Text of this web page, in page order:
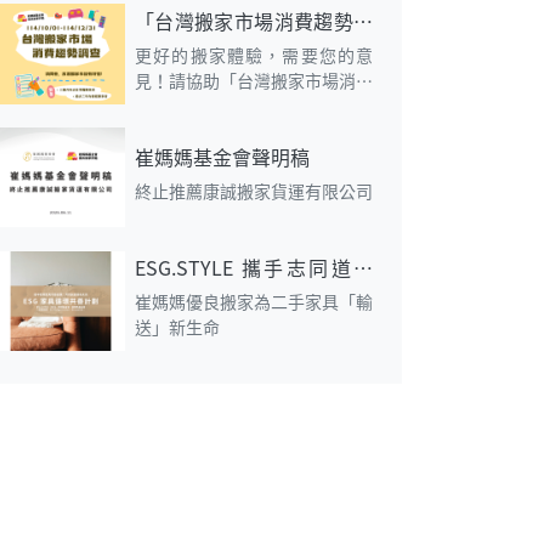
「台灣搬家市場消費趨勢調
查」
更好的搬家體驗，需要您的意
見！請協助「台灣搬家市場消費
崔媽媽基金會聲明稿
終止推薦康誠搬家貨運有限公司
ESG.STYLE 攜手志同道合
的夥伴 共同啟動「ESG 家
具循環共善計劃」
崔媽媽優良搬家為二手家具「輸
送」新生命